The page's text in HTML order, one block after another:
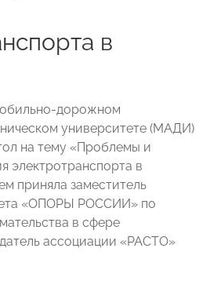
в
дорожном
университете (МАДИ)
на тему «Проблемы и
электротранспорта в
приняла заместитель
«ОПОРЫ РОССИИ» по
в сфере
ассоциации «РАСТО»